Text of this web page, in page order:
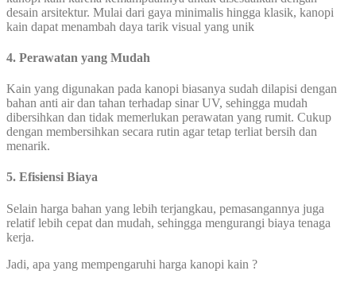
desain arsitektur. Mulai dari gaya minimalis hingga klasik, kanopi
kain dapat menambah daya tarik visual yang unik
4. Perawatan yang Mudah
Kain yang digunakan pada kanopi biasanya sudah dilapisi dengan
bahan anti air dan tahan terhadap sinar UV, sehingga mudah
dibersihkan dan tidak memerlukan perawatan yang rumit. Cukup
dengan membersihkan secara rutin agar tetap terliat bersih dan
menarik.
5. Efisiensi Biaya
Selain harga bahan yang lebih terjangkau, pemasangannya juga
relatif lebih cepat dan mudah, sehingga mengurangi biaya tenaga
kerja.
Jadi, apa yang mempengaruhi harga kanopi kain ?